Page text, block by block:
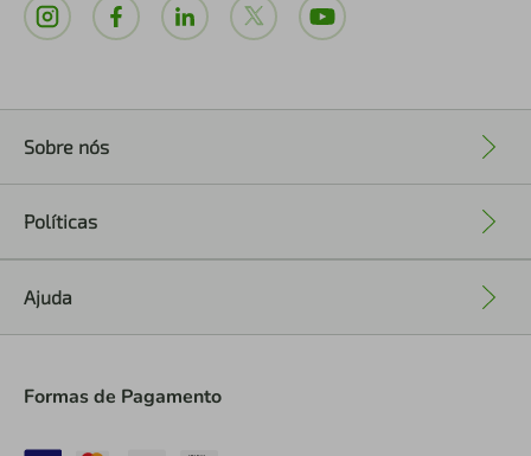
Sobre nós
Políticas
Ajuda
Formas de Pagamento